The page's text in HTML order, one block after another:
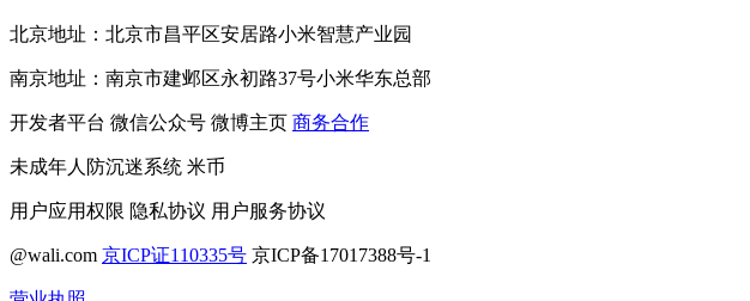
北京地址：北京市昌平区安居路小米智慧产业园
南京地址：南京市建邺区永初路37号小米华东总部
开发者平台 微信公众号 微博主页 商务合作
未成年人防沉迷系统 米币
用户应用权限 隐私协议 用户服务协议
@wali.com 京ICP证110335号 京ICP备17017388号-1